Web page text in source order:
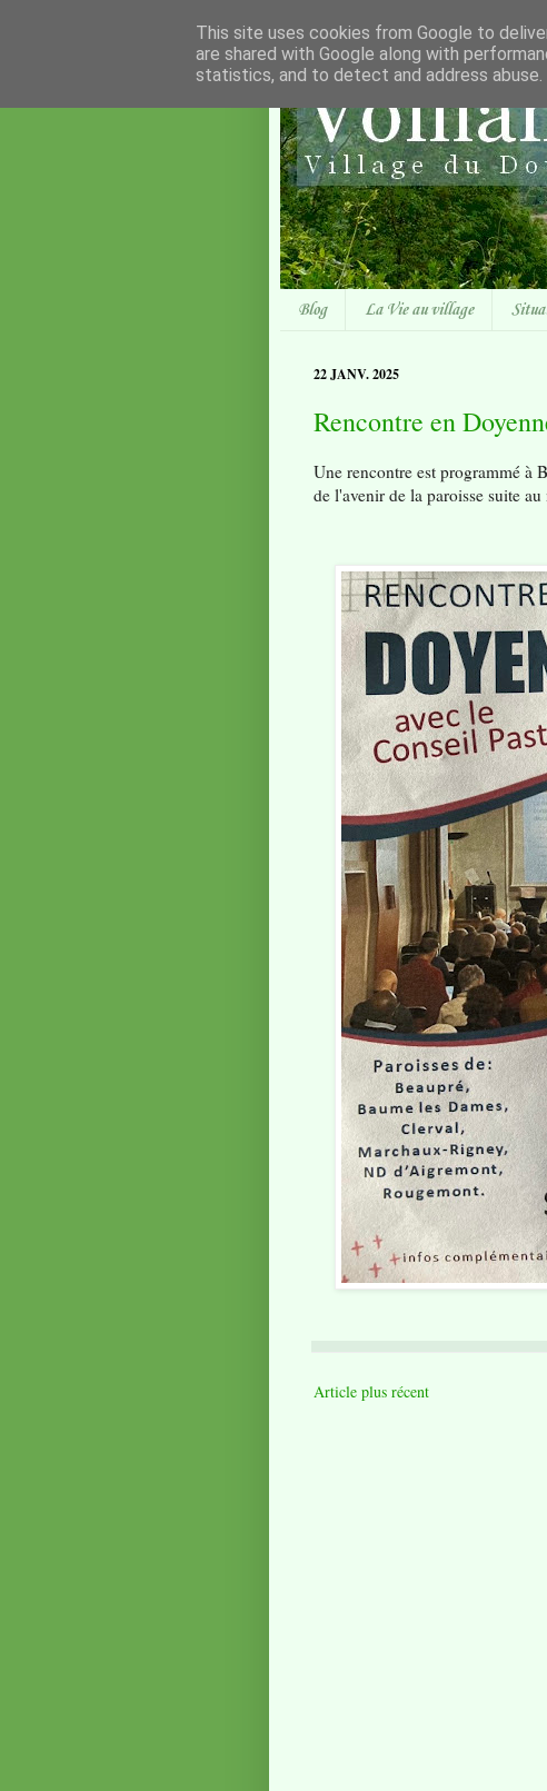
Blog La Vie au village
22 JANV. 2025
Rencontre en
Une rencontre est programmé à
de l'avenir de la paroisse suite
Article plus récent
This site uses cookies from Google to
are shared with Google along with
statistics, and to detect and address abuse.